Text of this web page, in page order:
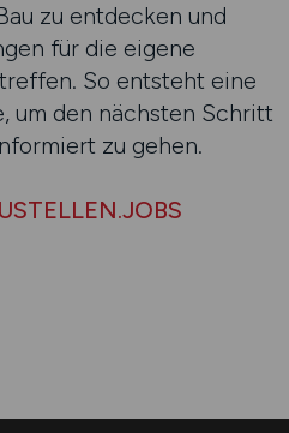
zu entdecken und
für die eigene
So entsteht eine
um den nächsten Schritt
zu gehen.